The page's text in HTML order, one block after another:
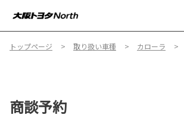
トップページ 取り扱い車種 カローラ
商談予約